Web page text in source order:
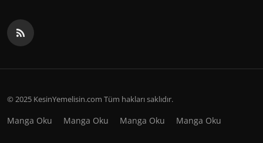
© 2025 KesinYemelisin.com Tüm hakları saklıdır.
Manga Oku Manga Oku Manga Oku Manga Oku